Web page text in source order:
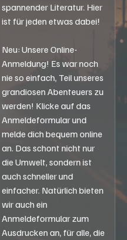
spannender Literatur. Hier
ist für jeden etwas dabei!
Neu: Unsere Online-
Anmeldung! Es war noch
nie so einfach, Teil unseres
grandiosen Abenteuers zu
werden! Klicke auf das
Anmeldeformular und
melde dich bequem online
an. Das schont nicht nur
die Umwelt, sondern ist
auch schneller und
einfacher. Natürlich bieten
wir auch ein
Anmeldeformular zum
Ausdrucken an, für alle, die